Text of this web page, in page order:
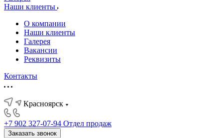
Наши клиенты
О компании
Наши клиенты
Галерея
Вакансии
Реквизиты
Контакты
Красноярск
+7 902 327-07-94 Отдел продаж
Заказать звонок